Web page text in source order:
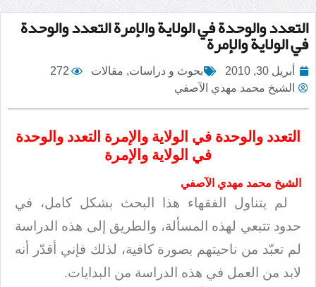
التعدد والوحدة في الولاية والإمرة التعدد والوحدة
في الولاية والإمرة
أبريل 30, 2010 بحوث و دراسات, مقالات
272
الشيخ محمد مهدي الآصفي
التعدد والوحدة في الولاية والإمرة التعدد والوحدة
في الولاية والإمرة
الشيخ محمد مهدي الآصفي
لم يتناول الفقهاء هذا البحث بشكل كامل، في
حدود تتبعي لهذه المسألة، والطريق إلى هذه الدراسة
لم تعبّد من ناحيتهم بصورة كافية، لذلك فإني أقدّر أنه
لابد من العمل في هذه الدراسة من البدايات.